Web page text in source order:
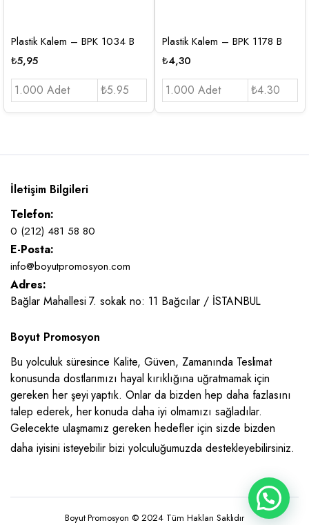
Plastik Kalem – BPK 1034 B
₺5,95
1.000 Adet ₺5.95
Plastik Kalem – BPK 1178 B
₺4,30
1.000 Adet ₺4.30
İletişim Bilgileri
Telefon:
0 (212) 481 58 80
E-Posta:
info@boyutpromosyon.com
Adres:
Bağlar Mahallesi 7. sokak no: 11 Bağcılar / İSTANBUL
Boyut Promosyon
Bu yolculuk süresince Kalite, Güven, Zamanında Teslimat
konusunda dostlarımızı hayal kırıklığına uğratmamak için
gereken her şeyi yaptık. Onlar da bizden hep daha fazlasını
talep ederek, her konuda daha iyi olmamızı sağladılar.
Gelecekte ulaşmamız gereken hedefler için sizde bizden
daha iyisini isteyebilir bizi yolculuğumuzda destekleyebilirsiniz.
Boyut Promosyon © 2024 Tüm Hakları Saklıdır